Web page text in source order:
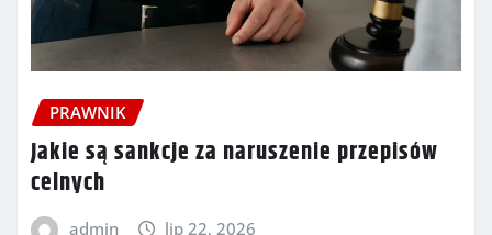
PRAWNIK
Jakie są sankcje za naruszenie przepisów
celnych
admin lip 22, 2026